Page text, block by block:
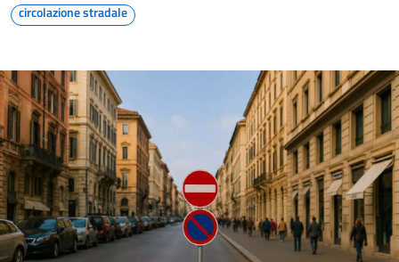
circolazione stradale